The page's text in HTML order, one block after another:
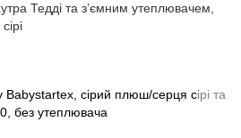
Тедді та зʼємним утеплювачем,